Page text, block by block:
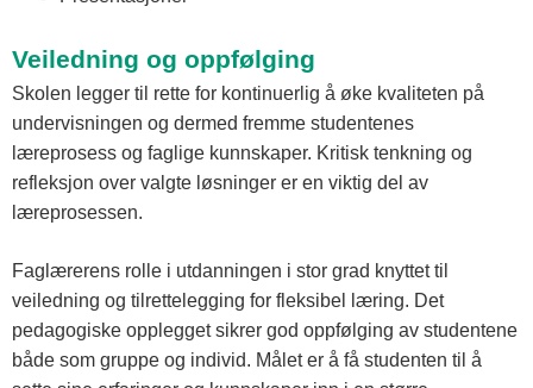
Veiledning og oppfølging
Skolen legger til rette for kontinuerlig å øke kvaliteten på
undervisningen og dermed fremme studentenes
læreprosess og faglige kunnskaper. Kritisk tenkning og
refleksjon over valgte løsninger er en viktig del av
læreprosessen.
Faglærerens rolle i utdanningen i stor grad knyttet til
veiledning og tilrettelegging for fleksibel læring. Det
pedagogiske opplegget sikrer god oppfølging av studentene
både som gruppe og individ. Målet er å få studenten til å